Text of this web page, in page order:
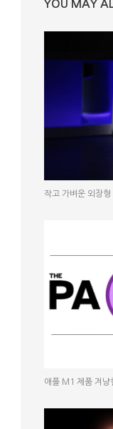
YOU MAY
작고 가벼운 외장형
애플 M1 제품 겨냥